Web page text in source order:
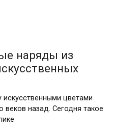
наряды из
цветами
веков назад. Сегодня такое